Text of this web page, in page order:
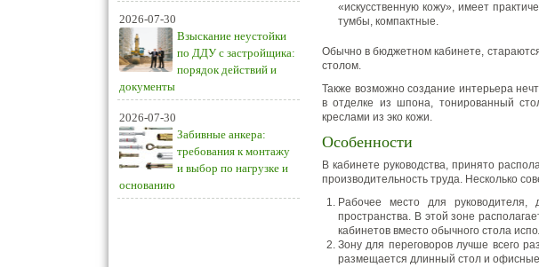
2026-07-30
Взыскание неустойки
по ДДУ с застройщика:
порядок действий и
документы
2026-07-30
Забивные анкера:
требования к монтажу
и выбор по нагрузке и
основанию
«искусственную кожу», имеет
тумбы, компактные.
Обычно в бюджетном кабинете,
столом.
Также возможно создание интерьера
в отделке из шпона, тонированный
креслами из эко кожи.
Особенности
В кабинете руководства, принято
производительность труда. Несколько
Рабочее место для
пространства. В этой зоне
кабинетов вместо обычного стола
Зону для переговоров лучше всего
размещается длинный стол и офисные